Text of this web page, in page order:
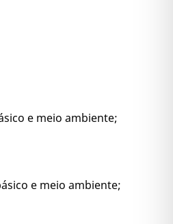
e meio ambiente;
e meio ambiente;